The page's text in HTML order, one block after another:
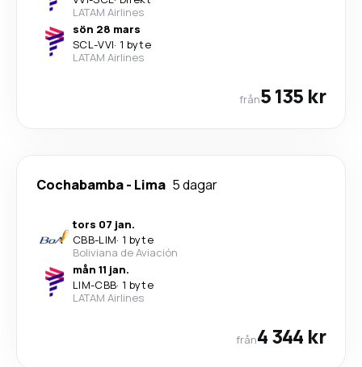
LATAM Airlines
sön 28 mars
SCL-VVI· 1 byte
LATAM Airlines
från5 135 kr
Cochabamba- Lima 5 dagar
tors 07 jan.
CBB-LIM· 1 byte
Boliviana de Aviación
mån 11 jan.
LIM-CBB· 1 byte
LATAM Airlines
från4 344 kr